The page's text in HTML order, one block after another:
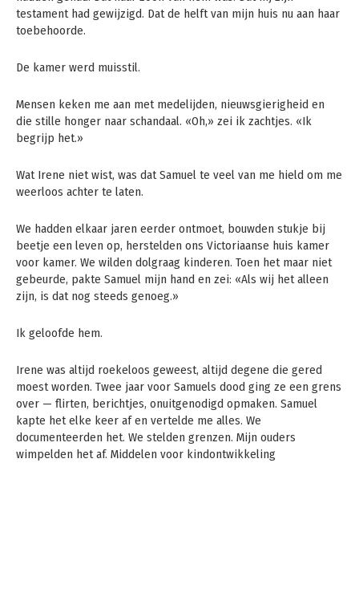
testament had gewijzigd. Dat de helft van mijn huis nu aan haar
toebehoorde.
De kamer werd muisstil.
Mensen keken me aan met medelijden, nieuwsgierigheid en
die stille honger naar schandaal. «Oh,» zei ik zachtjes. «Ik
begrijp het.»
Wat Irene niet wist, was dat Samuel te veel van me hield om me
weerloos achter te laten.
We hadden elkaar jaren eerder ontmoet, bouwden stukje bij
beetje een leven op, herstelden ons Victoriaanse huis kamer
voor kamer. We wilden dolgraag kinderen. Toen het maar niet
gebeurde, pakte Samuel mijn hand en zei: «Als wij het alleen
zijn, is dat nog steeds genoeg.»
Ik geloofde hem.
Irene was altijd roekeloos geweest, altijd degene die gered
moest worden. Twee jaar voor Samuels dood ging ze een grens
over — flirten, berichtjes, onuitgenodigd opmaken. Samuel
kapte het elke keer af en vertelde me alles. We
documenteerden het. We stelden grenzen. Mijn ouders
wimpelden het af. Middelen voor kindontwikkeling